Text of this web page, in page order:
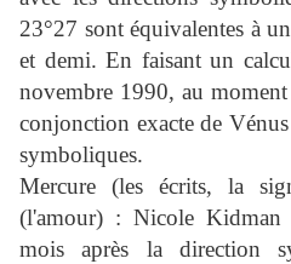
23°27 sont équivalentes à
et demi. En faisant un
novembre 1990, au
conjonction exacte de
symboliques.
Mercure (les écrits, la
(l'amour) : Nicole Kidman
mois après la direction